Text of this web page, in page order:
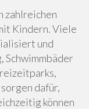
zahlreichen
Kindern. Viele
und
dafür,
können